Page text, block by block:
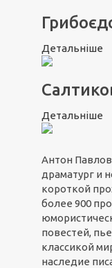
Детальніше
Детальніше
Антон
драматург и
короткой
более 900
повестей,
классикой
наследие